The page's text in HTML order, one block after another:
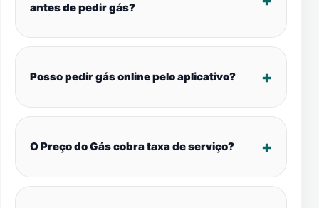
antes de pedir gás?
Posso pedir gás online pelo aplicativo?
O Preço do Gás cobra taxa de serviço?